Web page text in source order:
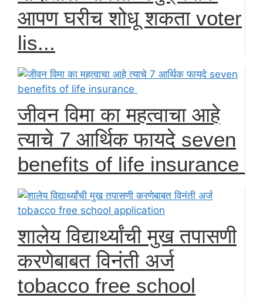
आपण घरीच शोधू शकता voter
lis...
जीवन विमा का महत्वाचा आहे
त्याचे 7 आर्थिक फायदे seven
benefits of life insurance
शालेय विद्यार्थ्यांची मुख तपासणी
करणेबाबत विनंती अर्ज
tobacco free school